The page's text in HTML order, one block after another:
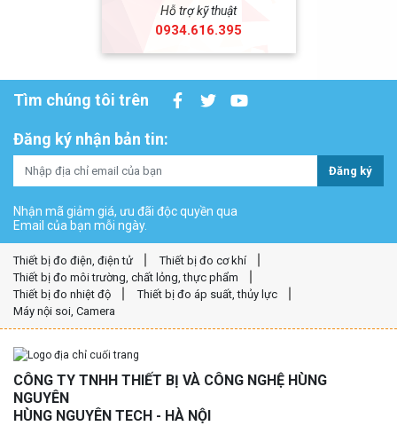
Hỗ trợ kỹ thuật
0934.616.395
Tìm chúng tôi trên
Đăng ký nhận bản tin:
Đăng ký
Nhận mã giảm giá, ưu đãi độc quyền qua
Email của bạn mỗi ngày.
Thiết bị đo điện, điện tử
Thiết bị đo cơ khí
Thiết bị đo môi trường, chất lỏng, thực phẩm
Thiết bị đo nhiệt độ
Thiết bị đo áp suất, thủy lực
Máy nội soi, Camera
CÔNG TY TNHH THIẾT BỊ VÀ CÔNG NGHỆ HÙNG
NGUYÊN
HÙNG NGUYÊN TECH - HÀ NỘI